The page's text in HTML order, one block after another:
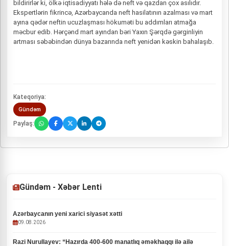
bildirirlər ki, ölkə iqtisadiyyatı hələ də neft və qazdan çox asılıdır.
Ekspertlərin fikrincə, Azərbaycanda neft hasilatının azalması və mart
ayına qədər neftin ucuzlaşması hökuməti bu addımları atmağa
məcbur edib. Hərçənd mart ayından bəri Yaxın Şərqdə gərginliyin
artması səbəbindən dünya bazarında neft yenidən kəskin bahalaşıb.
Kateqoriya:
Gündəm
Paylaş:
Gündəm - Xəbər Lenti
Azərbaycanın yeni xarici siyasət xətti
09.08.2026
Razi Nurullayev: “Hazırda 400-600 manatlıq əməkhaqqı ilə ailə